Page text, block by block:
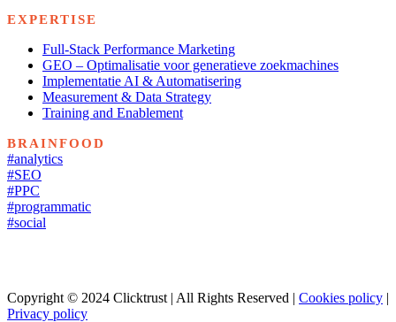
EXPERTISE
Full-Stack Performance Marketing
GEO – Optimalisatie voor generatieve zoekmachines
Implementatie AI & Automatisering
Measurement & Data Strategy
Training and Enablement
BRAINFOOD
#analytics
#SEO
#PPC
#programmatic
#social
Copyright © 2024 Clicktrust | All Rights Reserved | Cookies policy |
Privacy policy